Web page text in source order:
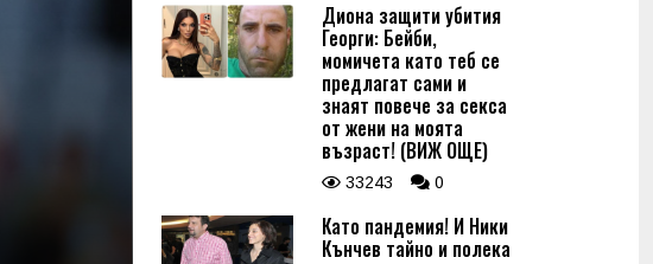
Диона защити убития
Георги: Бейби,
момичета като теб се
предлагат сами и
знаят повече за секса
от жени на моята
възраст! (ВИЖ ОЩЕ)
33243 0
Като пандемия! И Ники
Кънчев тайно и полека